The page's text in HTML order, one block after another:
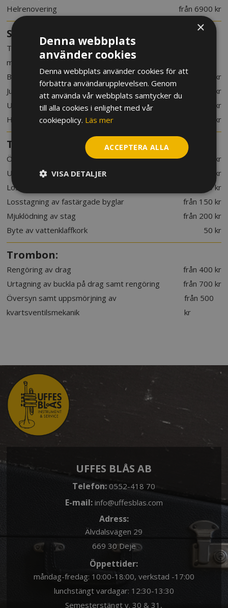
Helrenovering
från 6900 kr
Saxofon:
Täthetskontroll, översyn samt uppsmörjning av
mekanik
Byte av nackkork
250 kr
Justering av glapp nacke
200 kr
Urtagning av buckla på kropp
från 450 kr
Helrenovering
från 8600 kr
Trumpet:
Översyn och uppsmörjning av ventiler och byglar från 500 kr
Urtagning av buckla på klockstycke
från 200 kr
Losstagning av munstycke
från 100 kr
Losstagning av fastärgade byglar
från 150 kr
Mjuklödning av stag
från 200 kr
Byte av vattenklaffkork
50 kr
Trombon:
Rengöring av drag
från 400 kr
Urtagning av buckla på drag samt rengöring
från 700 kr
Översyn samt uppsmörjning av
kvartsventilsmekanik
från 500
kr
UFFES BLÅS AB
Telefon:0552-418 70
E-mail: info@uffesblas.com
Adress:
Älvdalsvägen 29
669 30 Deje
Öppettider:
måndag-fredag: 10:00-18:00, verkstad -17:00
lunchstängt vardagar: 12:30-13:30
Semesterstängt v. 30 & 31,
×
Denna webbplats
använder cookies
Denna webbplats använder cookies för att
förbättra användarupplevelsen. Genom
att använda vår webbplats samtycker du
till alla cookies i enlighet med vår
cookiepolicy. Läs mer
ACCEPTERA ALLA
VISA DETALJER